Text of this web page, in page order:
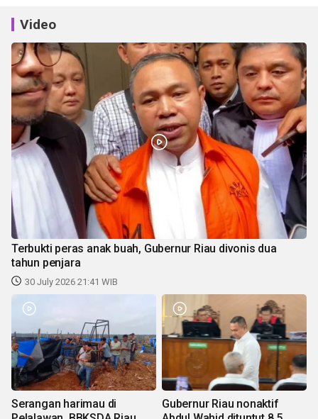
Video
Terbukti peras anak buah, Gubernur Riau divonis dua
tahun penjara
30 July 2026 21:41 WIB
Serangan harimau di
Gubernur Riau nonaktif